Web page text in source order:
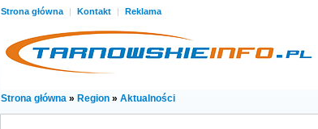
Strona główna | Kontakt | Reklama
Strona główna » Region » Aktualności